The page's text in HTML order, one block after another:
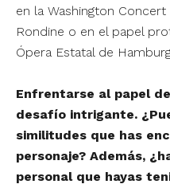
en la Washington
Rondine o en el papel
Ópera Estatal de
Enfrentarse al papel
desafío intrigante.
similitudes que has
personaje? Además,
personal que hayas